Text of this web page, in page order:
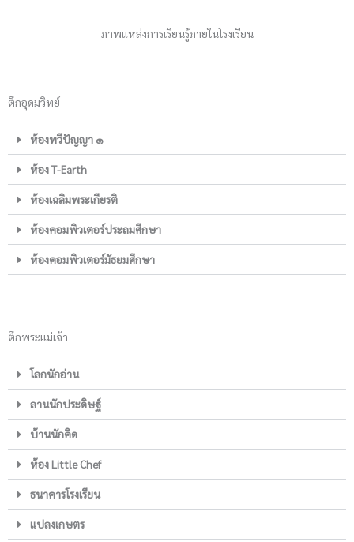
ภาพแหล่งการเรียนรู้ภายในโรงเรียน
ตึกอุดมวิทย์
ห้องทวีปัญญา ๑
ห้อง T-Earth
ห้องเฉลิมพระเกียรติ
ห้องคอมพิวเตอร์ประถมศึกษา
ห้องคอมพิวเตอร์มัธยมศึกษา
ตึกพระแม่เจ้า
โลกนักอ่าน
ลานนักประดิษฐ์
บ้านนักคิด
ห้อง Little Chef
ธนาคารโรงเรียน
แปลงเกษตร